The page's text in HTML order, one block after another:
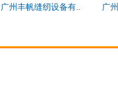
广州丰帆缝纫设备有.. 广